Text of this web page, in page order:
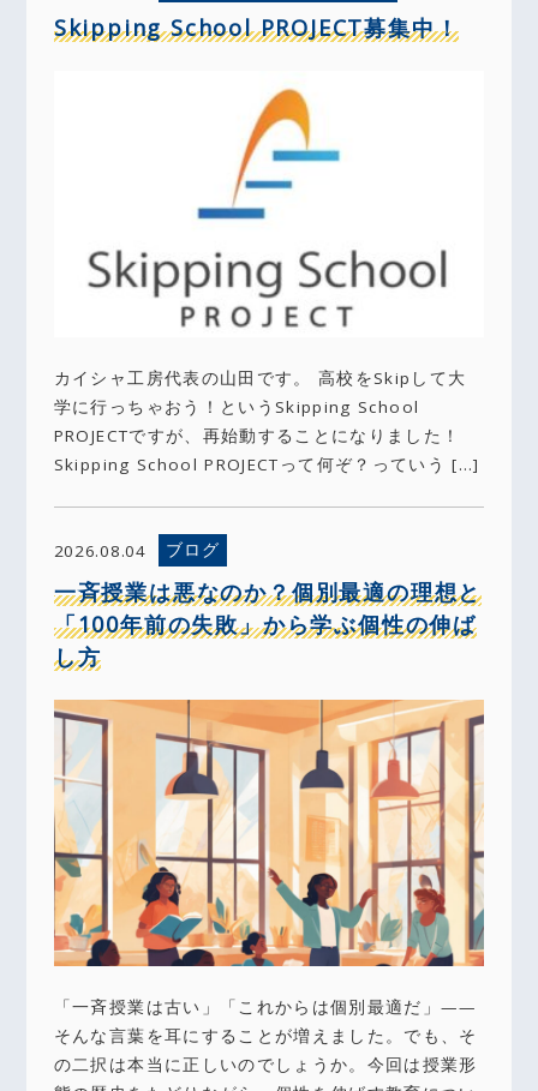
Skipping School PROJECT募集中！
カイシャ工房代表の山田です。 高校をSkipして大
学に行っちゃおう！というSkipping School
PROJECTですが、再始動することになりました！
Skipping School PROJECTって何ぞ？っていう […]
2026.08.04 ブログ
一斉授業は悪なのか？個別最適の理想と
「100年前の失敗」から学ぶ個性の伸ば
し方
「一斉授業は古い」「これからは個別最適だ」——
そんな言葉を耳にすることが増えました。でも、そ
の二択は本当に正しいのでしょうか。今回は授業形